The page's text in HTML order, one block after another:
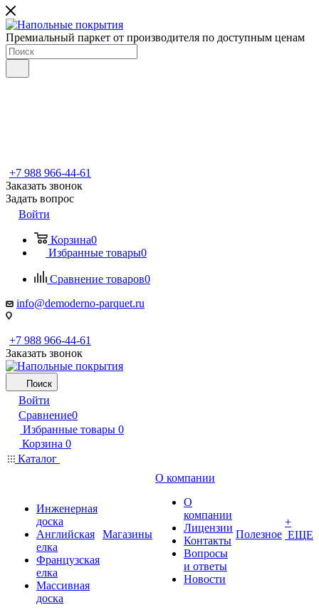
Премиальный паркет от производителя по доступным ценам
+7 988 966-44-61
Заказать звонок
Задать вопрос
Войти
Корзина0
Избранные товары0
Сравнение товаров0
info@demoderno-parquet.ru
+7 988 966-44-61
Заказать звонок
Поиск
Войти
Сравнение0
Избранные товары 0
Корзина 0
Каталог
Инженерная
доска
Английская
елка
Французская
елка
Массивная
доска
Магазины
О компании
О
компании
Лицензии
Контакты
Вопросы
и ответы
Новости
Полезное
+
ЕЩЕ